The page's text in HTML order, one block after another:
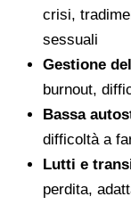
crisi,
sessuali
Gestione
burnout,
Bassa
difficoltà a
Lutti e
perdita,